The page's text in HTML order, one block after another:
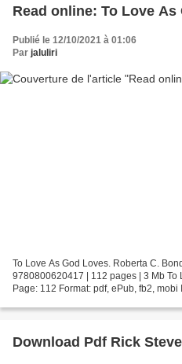
Read online: To Love As
Publié le 12/10/2021 à 01:06
Par jaluliri
To Love As God Loves. Roberta C.
9780800620417 | 112 pages | 3 Mb To
Page: 112 Format: pdf, ePub, fb2,
Download Pdf Rick